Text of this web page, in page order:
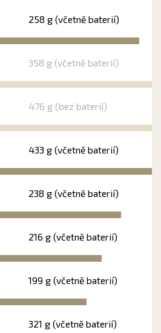
258 g (včetně baterií)
358 g (včetně baterií)
476 g (bez baterií)
433 g (včetně baterií)
238 g (včetně baterií)
216 g (včetně baterií)
199 g (včetně baterií)
321 g (včetně baterií)